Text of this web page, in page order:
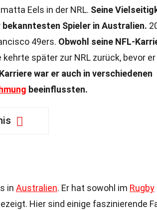
Eels in der NRL. Seine
Spieler in Australien.
49ers. Obwohl seine NFL-
kehrte später zur NRL zurück, bevor
war er auch in verschiedenen
beeinflussten.
in Australien. Er hat sowohl im Rugby
Hier sind einige faszinierende